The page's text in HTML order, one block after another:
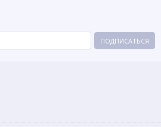
ПОДПИСАТЬСЯ